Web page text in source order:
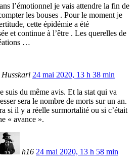
l’émotionnel je vais attendre la fin de
les bouses . Pour le moment je
cette épidémie a été
et continue à l’être . Les querelles de
…
Husskarl 24 mai 2020, 13 h 38 min
suis du même avis. Et la stat qui va
sera le nombre de morts sur un an.
si il y a réelle surmortalité ou si c’était
« avance ».
h16 24 mai 2020, 13 h 58 min